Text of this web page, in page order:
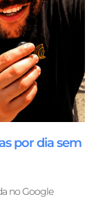
por dia sem
no Google